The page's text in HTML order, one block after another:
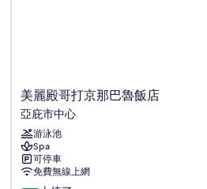
美
麗
殿
哥
打
京
那
美麗殿哥打京那巴魯飯店
亞庇市中心
游泳池
Spa
可停車
免費無線上網